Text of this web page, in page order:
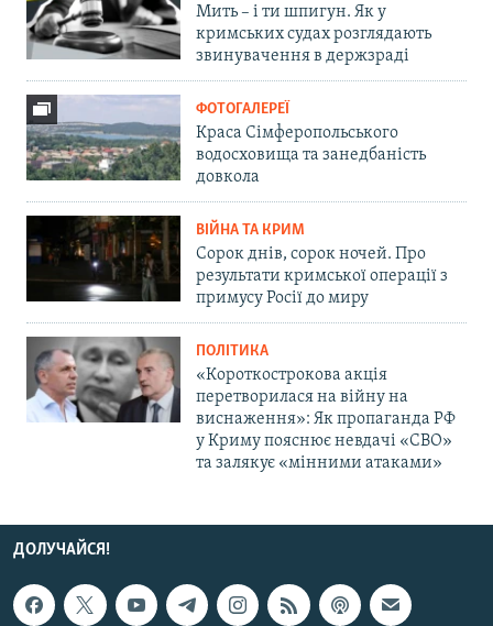
Мить – і ти шпигун. Як у
кримських судах розглядають
звинувачення в держзраді
ФОТОГАЛЕРЕЇ
Краса Сімферопольського
водосховища та занедбаність
довкола
ВІЙНА ТА КРИМ
Сорок днів, сорок ночей. Про
результати кримської операції з
примусу Росії до миру
ПОЛІТИКА
«Короткострокова акція
перетворилася на війну на
виснаження»: Як пропаганда РФ
у Криму пояснює невдачі «СВО»
та залякує «мінними атаками»
ДОЛУЧАЙСЯ!